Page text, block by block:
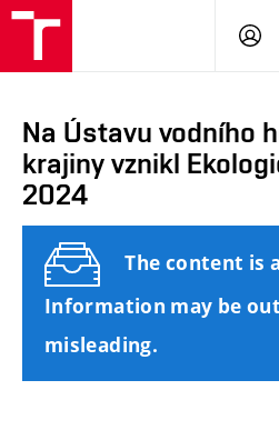
Na Ústavu vodního
krajiny vznikl
2024
The content is
Information may be
misleading.